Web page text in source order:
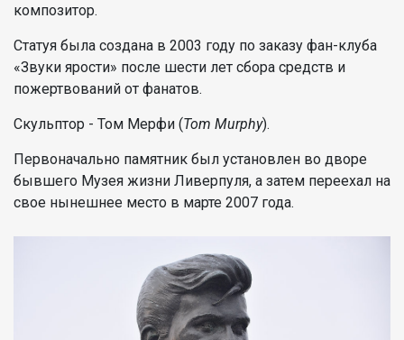
композитор.
Статуя была создана в 2003 году по заказу фан-клуба
«Звуки ярости» после шести лет сбора средств и
пожертвований от фанатов.
Скульптор - Том Мерфи (Tom Murphy).
Первоначально памятник был установлен во дворе
бывшего Музея жизни Ливерпуля, а затем переехал на
свое нынешнее место в марте 2007 года.